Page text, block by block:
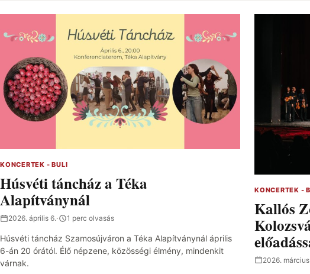
KONCERTEK - BULI
Húsvéti táncház a Téka
Alapítványnál
2026. április 6.· 1 perc olvasás
Húsvéti táncház Szamosújváron a Téka Alapítványnál április
6-án 20 órától. Élő népzene, közösségi élmény, mindenkit
várnak.
KONCERTEK -
Kallós
2026. március